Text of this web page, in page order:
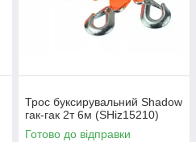
Трос буксирувальний Shadow
гак-гак 2т 6м (SHiz15210)
Готово до відправки